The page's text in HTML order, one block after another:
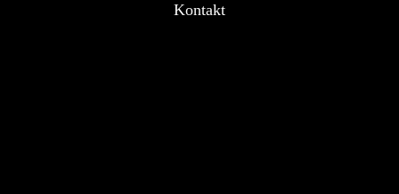
Kontakt